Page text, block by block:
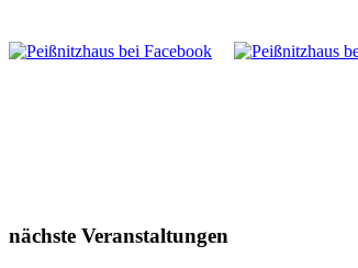
nächste Veranstaltungen